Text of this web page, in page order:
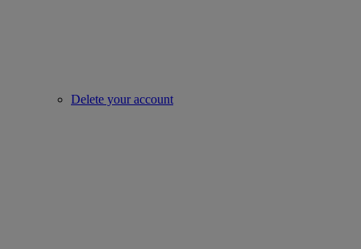
Delete your account